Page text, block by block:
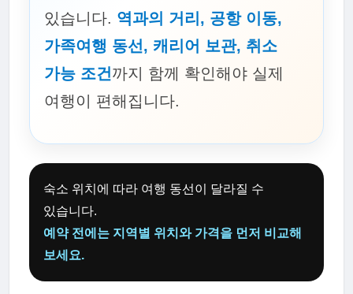
있습니다. 역과의 거리, 공항 이동,
가족여행 동선, 캐리어 보관, 취소
가능 조건까지 함께 확인해야 실제
여행이 편해집니다.
숙소 위치에 따라 여행 동선이 달라질 수
있습니다.
예약 전에는 지역별 위치와 가격을 먼저 비교해
보세요.